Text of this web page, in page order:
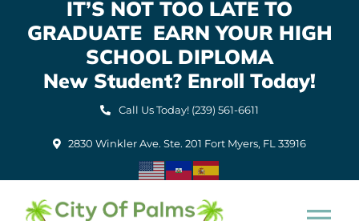
IT’S NOT TOO LATE TO
GRADUATE EARN YOUR HIGH
SCHOOL DIPLOMA
New Student? Enroll Today!
Call Us Today! (239) 561-6611
2830 Winkler Ave. Ste. 201 Fort Myers, FL 33916